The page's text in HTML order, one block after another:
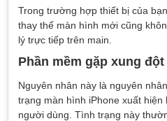
Trong trường hợp thiết bị của
thay thế màn hình mới cũng
lý trực tiếp trên main.
Phần mềm gặp xung đột
Nguyên nhân này là nguyên
trạng màn hình iPhone xuất
người dùng. Tình trạng này